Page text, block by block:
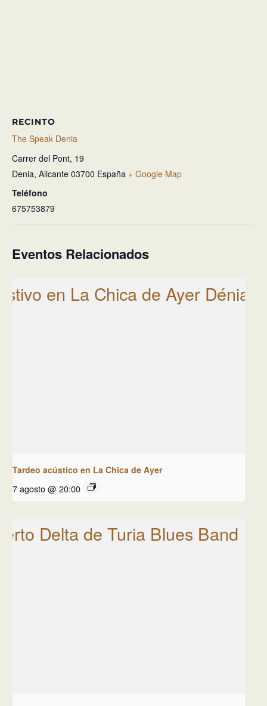
RECINTO
The Speak Denia
Carrer del Pont, 19
Denia, Alicante 03700 España + Google Map
Teléfono
675753879
Eventos Relacionados
Tardeo acústico en La Chica de Ayer
7 agosto @ 20:00